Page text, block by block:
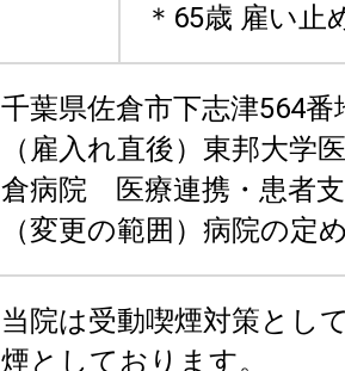
＊65歳 雇い止
千葉県佐倉市下志津564番
（雇入れ直後）東邦大学
倉病院 医療連携・患者支
（変更の範囲）病院の定
当院は受動喫煙対策とし
煙としております。